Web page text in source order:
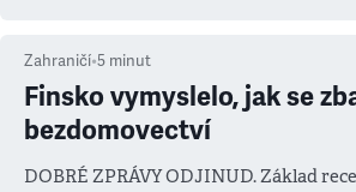
Zahraničí•5 minut
Finsko vymyslelo, jak se
bezdomovectví
DOBRÉ ZPRÁVY ODJINUD. Základ